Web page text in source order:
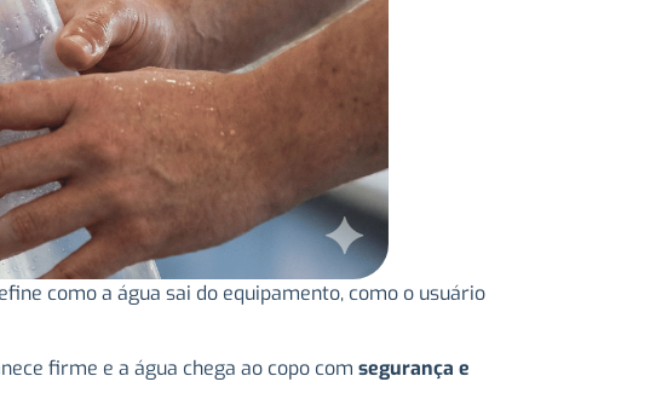
como a água sai do equipamento, como o usuário
firme e a água chega ao copo com segurança e